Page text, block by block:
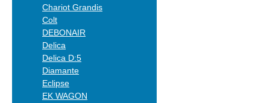
Chariot Grandis
Colt
DEBONAIR
Delica
Delica D:5
Diamante
Eclipse
EK WAGON